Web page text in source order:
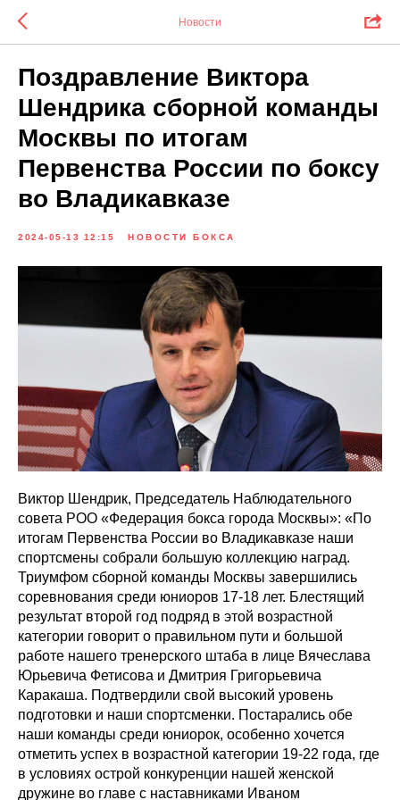
Новости
Поздравление Виктора
Шендрика сборной команды
Москвы по итогам
Первенства России по боксу
во Владикавказе
2024-05-13 12:15 НОВОСТИ БОКСА
Виктор Шендрик, Председатель Наблюдательного
совета РОО «Федерация бокса города Москвы»: «По
итогам Первенства России во Владикавказе наши
спортсмены собрали большую коллекцию наград.
Триумфом сборной команды Москвы завершились
соревнования среди юниоров 17-18 лет. Блестящий
результат второй год подряд в этой возрастной
категории говорит о правильном пути и большой
работе нашего тренерского штаба в лице Вячеслава
Юрьевича Фетисова и Дмитрия Григорьевича
Каракаша. Подтвердили свой высокий уровень
подготовки и наши спортсменки. Постарались обе
наши команды среди юниорок, особенно хочется
отметить успех в возрастной категории 19-22 года, где
в условиях острой конкуренции нашей женской
дружине во главе с наставниками Иваном